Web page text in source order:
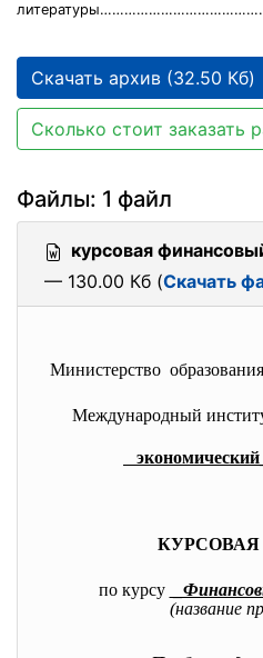
Скачать архив (32.50 Кб)
Сколько стоит заказать
Файлы: 1 файл
курсовая
— 130.00 Кб (Скачать
Министерство
Международный
экономический
КУРСОВАЯ
по курсу
(название